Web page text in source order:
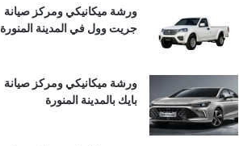
ورشة ميكانيكي ومركز صيانة
جريت وول في المدينة المنورة
ورشة ميكانيكي ومركز صيانة
بايك بالمدينة المنورة